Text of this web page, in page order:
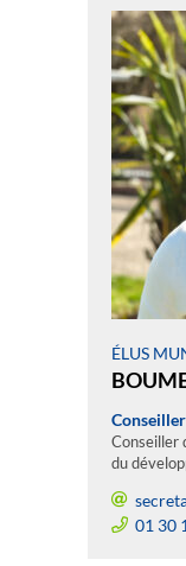
ÉLUS
Conseiller
du
01 30